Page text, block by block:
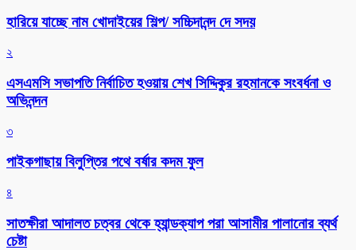
হারিয়ে যাচ্ছে নাম খোদাইয়ের শিল্প/ সচ্চিদানন্দ দে সদয়
২
এসএমসি সভাপতি নির্বাচিত হওয়ায় শেখ সিদ্দিকুর রহমানকে সংবর্ধনা ও
অভিনন্দন
৩
পাইকগাছায় বিলুপ্তির পথে বর্ষার কদম ফুল
৪
সাতক্ষীরা আদালত চত্বর থেকে হ্যান্ডক্যাপ পরা আসামীর পালানোর ব্যর্থ
চেষ্টা